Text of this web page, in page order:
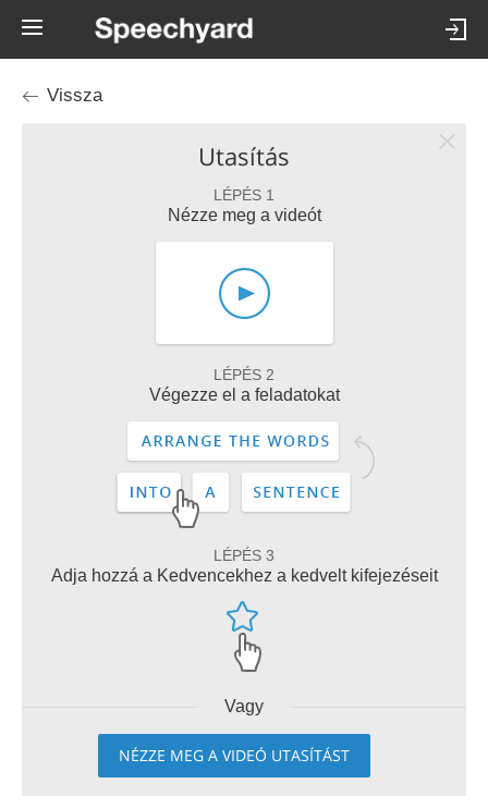
Vissza
Utasítás
LÉPÉS 1
Nézze meg a videót
LÉPÉS 2
Végezze el a feladatokat
LÉPÉS 3
Adja hozzá a Kedvencekhez a kedvelt kifejezéseit
Vagy
NÉZZE MEG A VIDEÓ UTASÍTÁST